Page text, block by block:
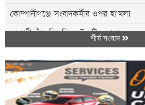
কোম্পানীগঞ্জে সংবাদকর্মীর ওপর হা'মলা
আগামী পাঁচ দিন সিলেটে বৃষ্টির আভাস
মাধবপুরে মেধাবী শিক্ষার্থীদের সংবর্ধনা
সিলেটে ১ হাজার ৯৮০ পিস ই/য়াবাসহ মা/
শীর্ষ সংবাদ